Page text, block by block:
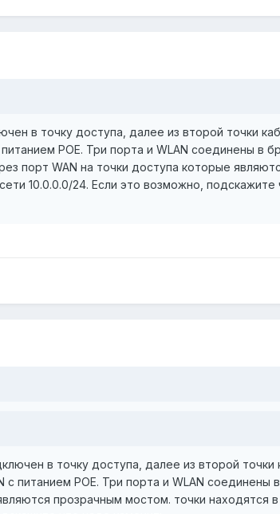
в точку доступа, далее из второй точки
POE. Три порта и WLAN соединены в
порт WAN на точки доступа которые
10.0.0.0/24. Если это возможно, подскажите
в точку доступа, далее из второй точки
с питанием POE. Три порта и WLAN
прозрачным мостом. точки находятся в